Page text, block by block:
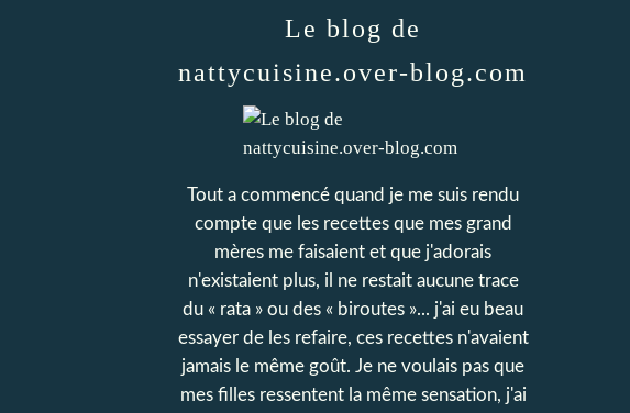
Le blog de
nattycuisine.over-blog.com
Tout a commencé quand je me suis rendu
compte que les recettes que mes grand
mères me faisaient et que j'adorais
n'existaient plus, il ne restait aucune trace
du « rata » ou des « biroutes »... j'ai eu beau
essayer de les refaire, ces recettes n'avaient
jamais le même goût. Je ne voulais pas que
mes filles ressentent la même sensation, j'ai